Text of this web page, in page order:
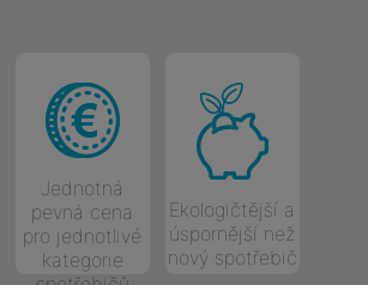
Jednotná
pevná cena
pro jednotlivé
kategorie
Ekologičtější a
úspornější než
nový spotřebič